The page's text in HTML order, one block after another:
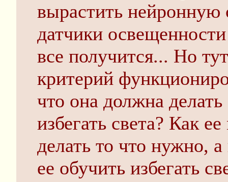
вырастить нейронную
датчики
все получится... Но
критерий
что она должна
избегать света? Как
делать то что нужно,
ее обучить избегать